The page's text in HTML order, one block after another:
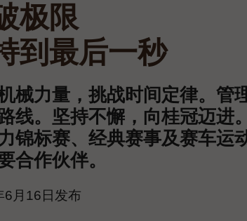
极限
到最后一秒
械力量，挑战时间定律。管
线。坚持不懈，向桂冠迈进
锦标赛、经典赛事及赛车运
合作伙伴。
6月16日发布